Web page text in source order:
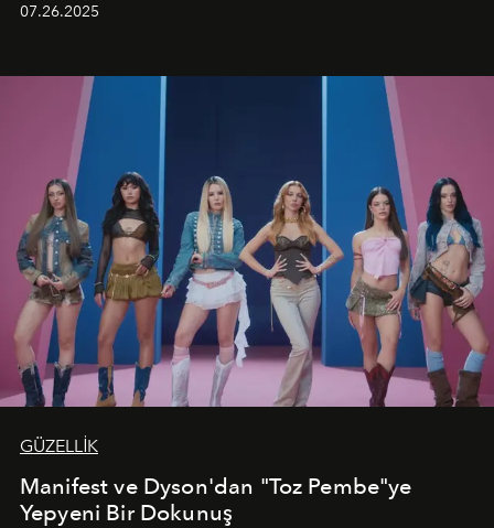
07.26.2025
GÜZELLİK
Manifest ve Dyson'dan "Toz Pembe"ye
Yepyeni Bir Dokunuş